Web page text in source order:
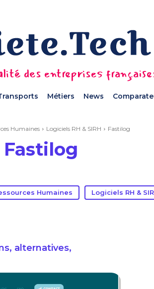
des entreprises
Métiers News
Humaines Logiciels RH & SIRH Fastilog
Fastilog
Humaines Logiciels RH &
alternatives,